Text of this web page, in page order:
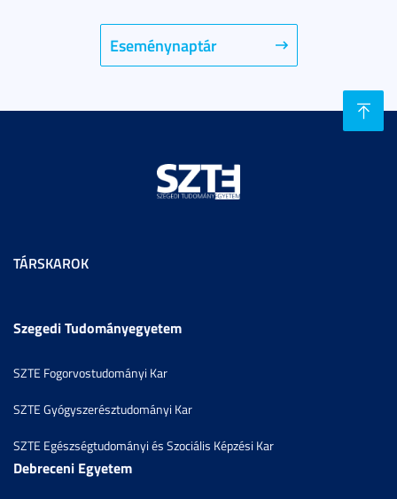
Eseménynaptár
TÁRSKAROK
Szegedi Tudományegyetem
SZTE Fogorvostudományi Kar
SZTE Gyógyszerésztudományi Kar
SZTE Egészségtudományi és Szociális Képzési Kar
Debreceni Egyetem